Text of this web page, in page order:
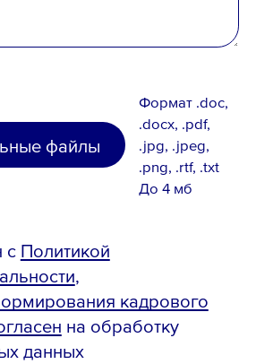
файлы
Формат .doc,
.docx, .pdf,
.jpg, .jpeg,
.png, .rtf, .txt
До 4 мб
с Политикой
,
кадрового
на обработку
данных